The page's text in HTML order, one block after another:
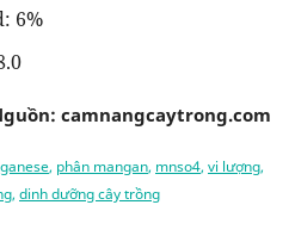
6%
camnangcaytrong.com
, phân mangan, mnso4, vi lượng,
, dinh dưỡng cây trồng